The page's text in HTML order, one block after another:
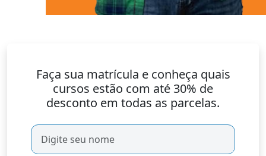
Faça sua matrícula e conheça quais
cursos estão com até 30% de
desconto em todas as parcelas.